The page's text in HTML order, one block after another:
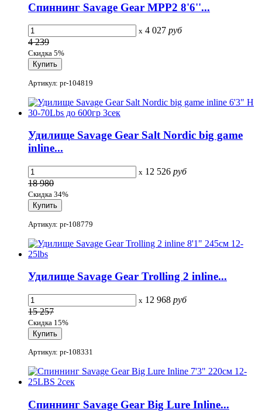
Спиннинг Savage Gear MPP2 8'6''...
x 4 027 руб
4 239
Скидка 5%
Артикул: pr-104819
Удилище Savage Gear Salt Nordic big game
inline...
x 12 526 руб
18 980
Скидка 34%
Артикул: pr-108779
Удилище Savage Gear Trolling 2 inline...
x 12 968 руб
15 257
Скидка 15%
Артикул: pr-108331
Спиннинг Savage Gear Big Lure Inline...